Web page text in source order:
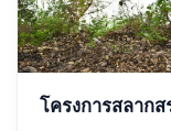
โครงการสลาก